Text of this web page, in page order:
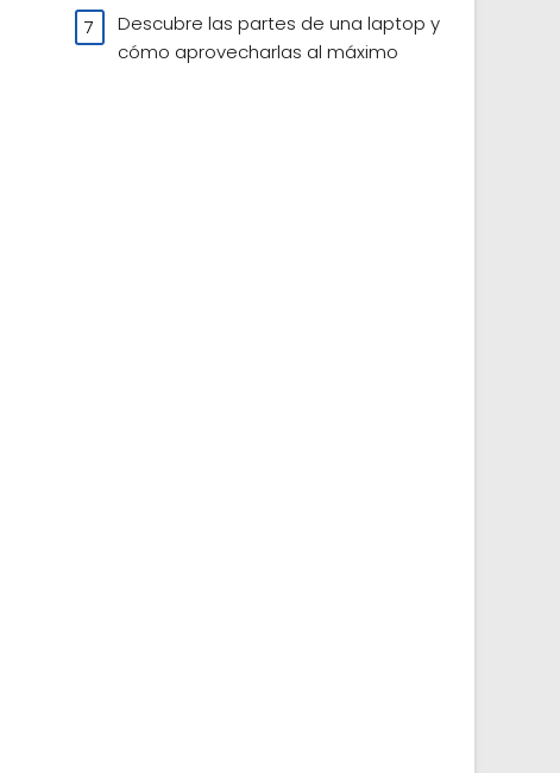
Descubre las partes de una laptop y
cómo aprovecharlas al máximo